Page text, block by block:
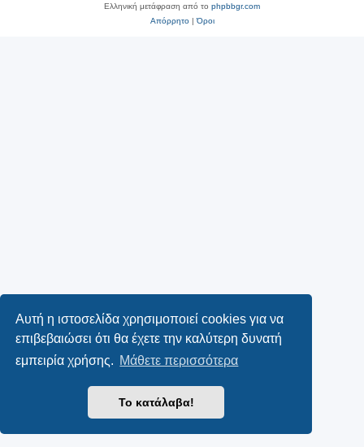
Αυτή η ιστοσελίδα χρησιμοποιεί cookies για να
επιβεβαιώσει ότι θα έχετε την καλύτερη δυνατή
εμπειρία χρήσης. Μάθετε περισσότερα
Το κατάλαβα!
Ελληνική μετάφραση από το phpbbgr.com
Απόρρητο|Όροι